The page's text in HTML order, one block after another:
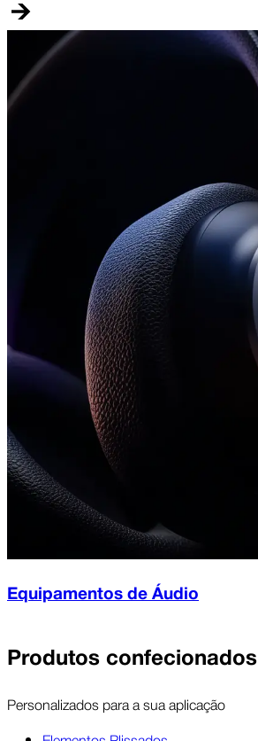
Equipamentos de Áudio
Produtos confecionados
Personalizados para a sua aplicação